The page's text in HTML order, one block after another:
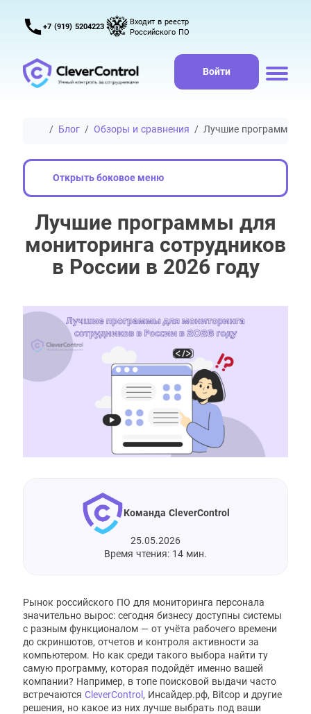
+7 (919) 5204223
Входит в реестр
Российского ПО
Войти
Главная
Блог Обзоры и сравнения Лучшие программы
Лучшие программы для
мониторинга сотрудников
в России в 2026 году
Команда CleverControl
25.05.2026
Время чтения: 14 мин.
Рынок российского ПО для мониторинга персонала
значительно вырос: сегодня бизнесу доступны системы
с разным функционалом — от учёта рабочего времени
до скриншотов, отчетов и контроля активности за
компьютером. Но как среди такого выбора найти ту
самую программу, которая подойдёт именно вашей
компании? Например, в топе поисковой выдачи часто
встречаются CleverControl , Инсайдер.рф, Bitcop и другие
решения, но какое из них лучше выбрать под ваши
Открыть боковое меню